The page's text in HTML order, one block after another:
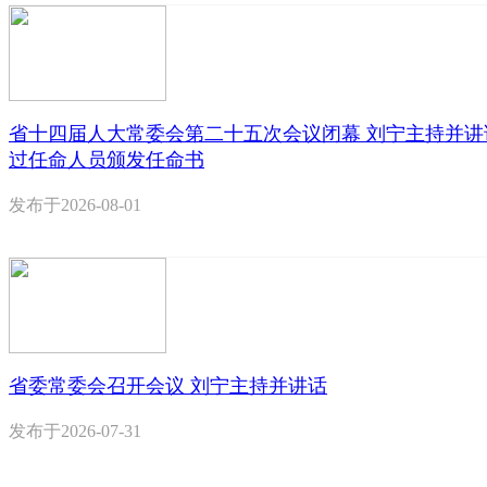
省十四届人大常委会第二十五次会议闭幕 刘宁主持并
过任命人员颁发任命书
发布于2026-08-01
省委常委会召开会议 刘宁主持并讲话
发布于2026-07-31